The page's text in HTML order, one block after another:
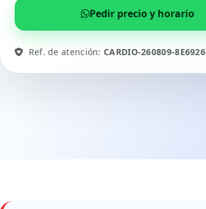
Pedir precio y horario
Ref. de atención:CARDIO-260809-8E6926